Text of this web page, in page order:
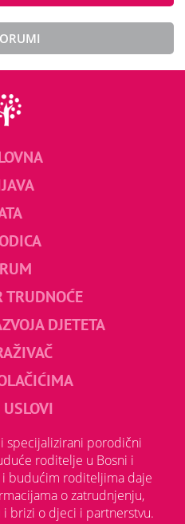
TRUDNOĆE
DJETETA
specijalizirani porodični
roditelje u Bosni i
budućim roditeljima daje
o zatrudnjenju,
brizi o djeci i partnerstvu.